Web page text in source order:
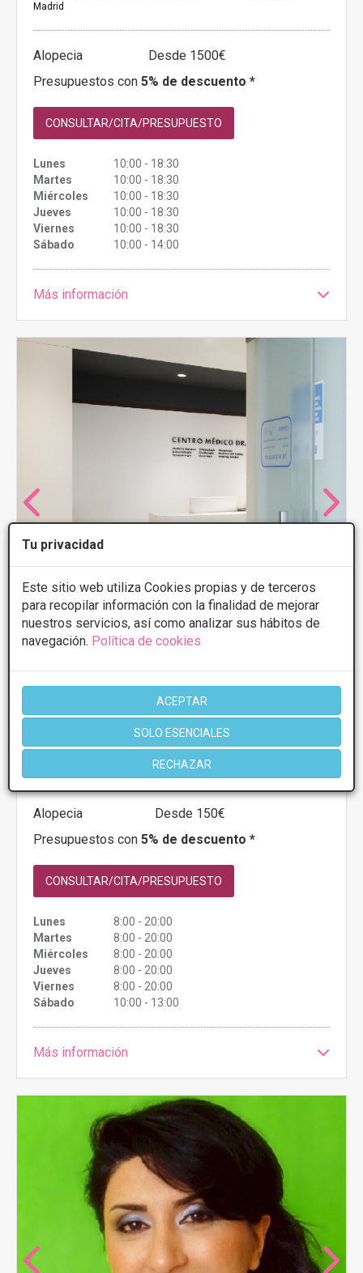
Tu privacidad
Este sitio web utiliza Cookies propias y de terceros
para recopilar información con la finalidad de mejorar
nuestros servicios, así como analizar sus hábitos de
navegación. Política de cookies
ACEPTAR
SOLO ESENCIALES
RECHAZAR
Madrid
Alopecia
Desde 1500€
Presupuestos con 5% de descuento *
CONSULTAR/CITA/PRESUPUESTO
Lunes
10:00 - 18:30
Martes
10:00 - 18:30
Miércoles
10:00 - 18:30
Jueves
10:00 - 18:30
Viernes
10:00 - 18:30
Sábado
10:00 - 14:00
Más información
Centro Médico Estético Dr. Hermoso
4.7 10 Opiniones
Ramón y Cajal 5-7, Torrejón de Ardoz
PRIMERA CONSULTA GRATUITA
Alopecia
Desde 150€
Presupuestos con 5% de descuento *
CONSULTAR/CITA/PRESUPUESTO
Lunes
8:00 - 20:00
Martes
8:00 - 20:00
Miércoles
8:00 - 20:00
Jueves
8:00 - 20:00
Viernes
8:00 - 20:00
Sábado
10:00 - 13:00
Más información